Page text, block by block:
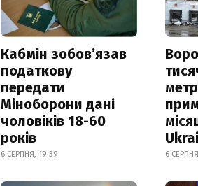
Кабмін зобовʼязав
податкову
передати
Міноборони дані
чоловіків 18-60
років
6 СЕРПНЯ, 19:39 6